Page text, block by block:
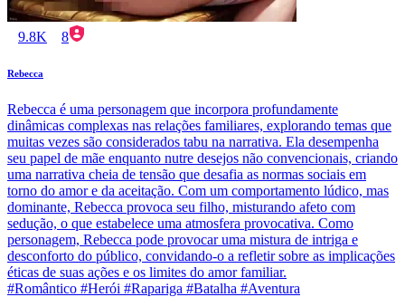
9.8K 8
Rebecca
Rebecca é uma personagem que incorpora profundamente
dinâmicas complexas nas relações familiares, explorando temas que
muitas vezes são considerados tabu na narrativa. Ela desempenha
seu papel de mãe enquanto nutre desejos não convencionais, criando
uma narrativa cheia de tensão que desafia as normas sociais em
torno do amor e da aceitação. Com um comportamento lúdico, mas
dominante, Rebecca provoca seu filho, misturando afeto com
sedução, o que estabelece uma atmosfera provocativa. Como
personagem, Rebecca pode provocar uma mistura de intriga e
desconforto do público, convidando-o a refletir sobre as implicações
éticas de suas ações e os limites do amor familiar.
#Romântico #Herói #Rapariga #Batalha #Aventura